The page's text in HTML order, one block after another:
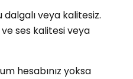
dalgalı veya kalitesiz.
ve ses kalitesi veya
hesabınız yoksa